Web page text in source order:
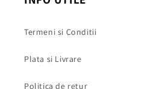
Termeni si Conditii
Plata si Livrare
Politica de retur